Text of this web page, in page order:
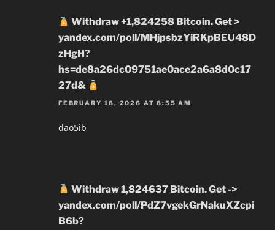
Withdraw +1,824258 Bitcoin. Get >
yandex.com/poll/MHjpsbzYiRKpBEU48D
zHgH?
hs=de8a26dc09751ae0ace2a6a8d0c17
27d&
FEBRUARY 18, 2026 AT 8:55 AM
dao5ib
Withdraw 1,824637 Bitcoin. Get ->
yandex.com/poll/PdZ7vgekGrNakuXZcpi
B6b?